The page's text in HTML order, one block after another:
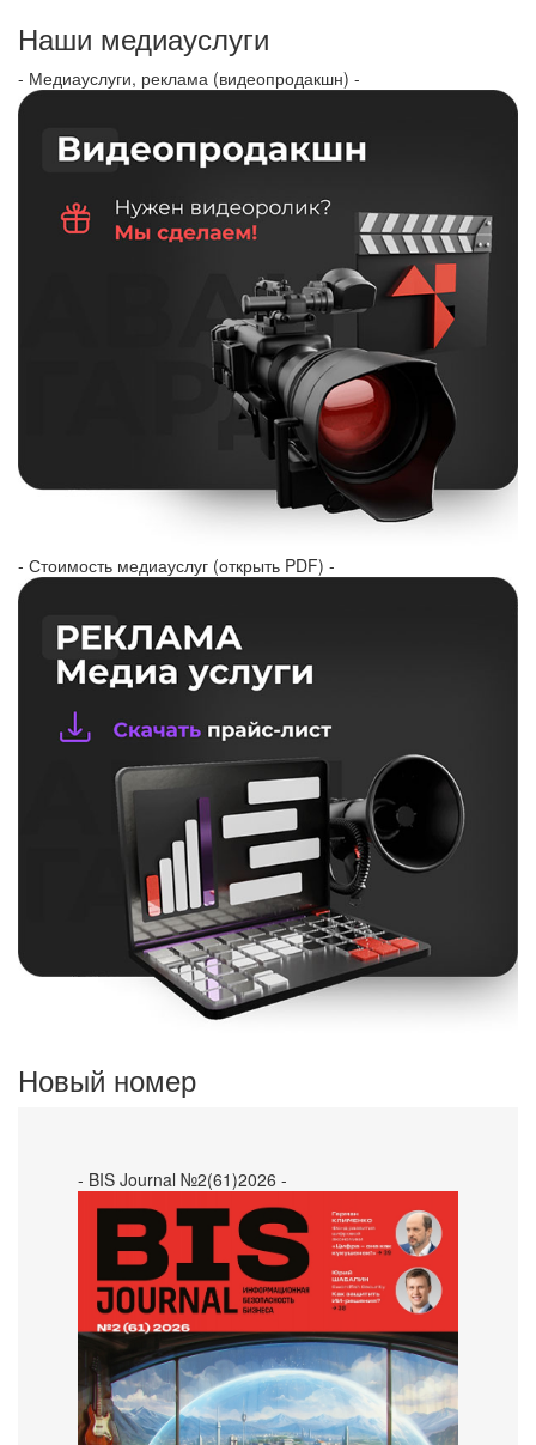
Наши медиауслуги
- Медиауслуги, реклама (видеопродакшн) -
- Стоимость медиауслуг (открыть PDF) -
Новый номер
- BIS Journal №2(61)2026 -